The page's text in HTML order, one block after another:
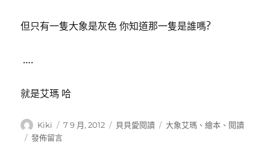
但只有一隻大象是灰色 你知道那一隻是誰嗎?
….
就是艾瑪 哈
作
者
Kiki
發
7 9 月, 2012
分
貝貝愛閱讀
標
大象艾瑪 、繪本 、 閱讀
在
發佈留言